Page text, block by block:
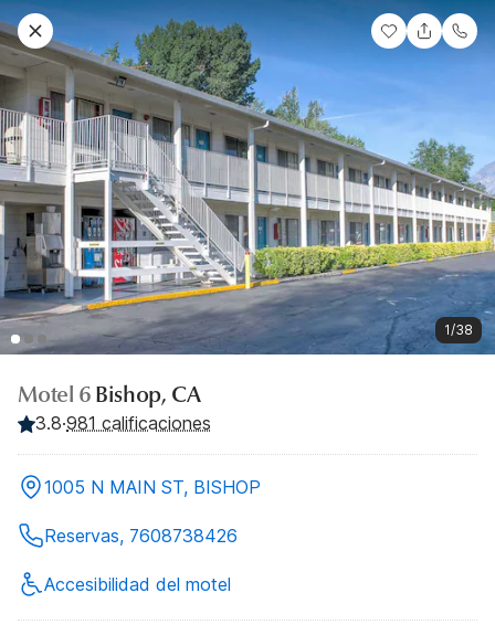
1/38
Motel 6 Bishop, CA
3.8·981 calificaciones
1005 N MAIN ST, BISHOP
Reservas, 7608738426
Accesibilidad del motel